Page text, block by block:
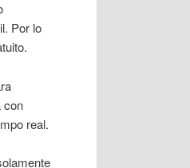
Por lo
con
real.